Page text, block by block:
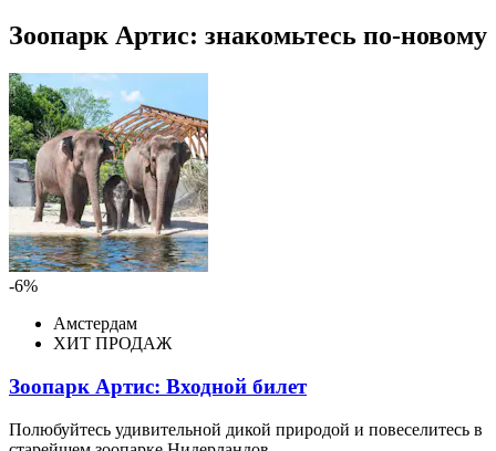
Зоопарк Артис: знакомьтесь по-новому
-6%
Амстердам
ХИТ ПРОДАЖ
Зоопарк Артис: Входной билет
Полюбуйтесь удивительной дикой природой и повеселитесь в